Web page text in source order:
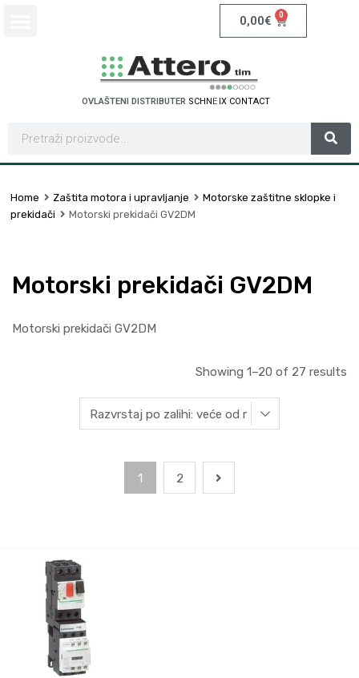
0,00€ 0
OVLAŠTENI DISTRIBUTER SCHNEIDER ELECTRI
Home Zaštita motora i upravljanje
Motorske zaštitne sklopke i
prekidači
Motorski prekidači GV2DM
Motorski prekidači GV2DM
Motorski prekidači GV2DM
Showing 1–20 of 27 results
1 2